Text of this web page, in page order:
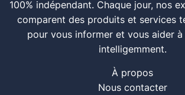
100% indépendant. Chaque jour, nos
comparent des produits et services
pour vous informer et vous aider à
intelligemment.
À propos
Nous contacter